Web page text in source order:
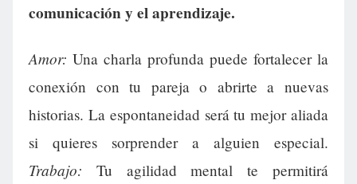
comunicación y el aprendizaje.
Amor: Una charla profunda puede fortalecer la
conexión con tu pareja o abrirte a nuevas
historias. La espontaneidad será tu mejor aliada
si quieres sorprender a alguien especial.
Trabajo: Tu agilidad mental te permitirá